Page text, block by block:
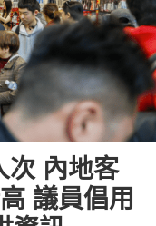
次 內地客
議員倡用